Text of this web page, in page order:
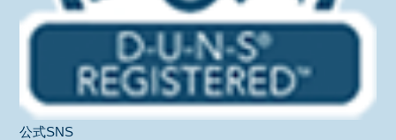
公式SNS